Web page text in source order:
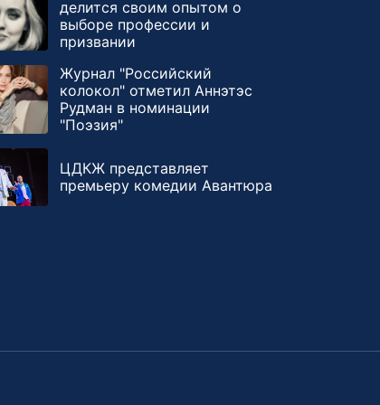
делится своим опытом о
выборе профессии и
призвании
Журнал "Российский
колокол" отметил Аннэтэс
Рудман в номинации
"Поэзия"
ЦДКЖ представляет
премьеру комедии Авантюра